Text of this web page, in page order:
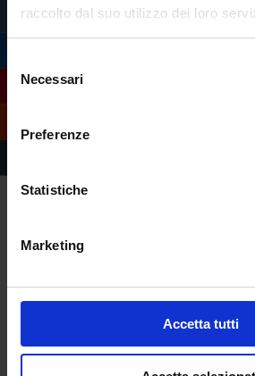
raccolto dal suo utilizzo dei loro
delNecessari
Preferenze
Statistiche
Marketing
Accetta tutti